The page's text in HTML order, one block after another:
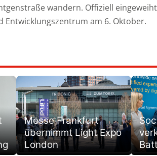
wandern. Offiziell
Entwicklungszentrum am 6. Oktober.
Messe Frankfurt
übernimmt Light Expo
London